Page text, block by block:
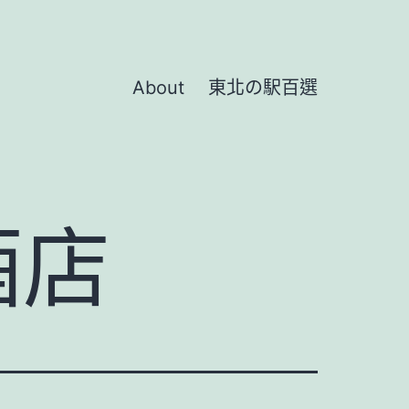
About 東北の駅百選